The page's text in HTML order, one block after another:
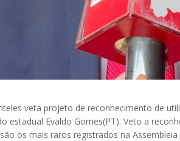
veta projeto de reconhecimento de
estadual Evaldo Gomes(PT). Veto a
os mais raros registrados na